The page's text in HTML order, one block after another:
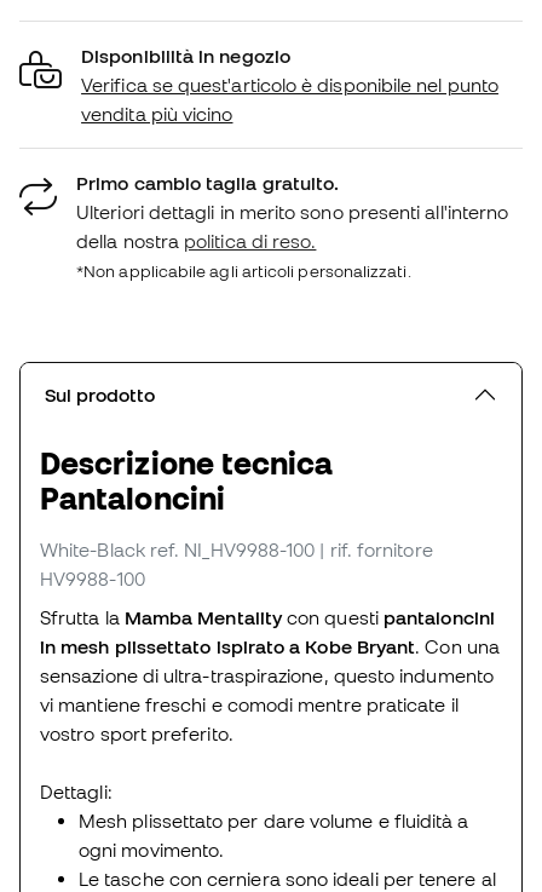
Disponibilità in negozio
Verifica se quest'articolo è disponibile nel punto
vendita più vicino
Primo cambio taglia gratuito.
Ulteriori dettagli in merito sono presenti all'interno
della nostra politica di reso.
*Non applicabile agli articoli personalizzati.
Sul prodotto
Descrizione tecnica
Pantaloncini
White-Black ref. NI_HV9988-100 | rif. fornitore
HV9988-100
Sfrutta la Mamba Mentalitycon questi pantaloncini
in mesh plissettato ispirato a Kobe Bryant. Con una
sensazione di ultra-traspirazione, questo indumento
vi mantiene freschi e comodi mentre praticate il
vostro sport preferito.
Dettagli:
Mesh plissettato per dare volume e fluidità a
ogni movimento.
Le tasche con cerniera sono ideali per tenere al